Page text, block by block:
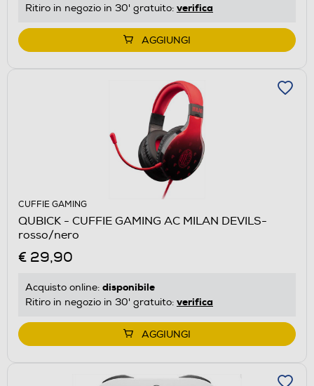
Ritiro in negozio in 30' gratuito: verifica
AGGIUNGI
CUFFIE GAMING
QUBICK - CUFFIE GAMING AC MILAN DEVILS-
rosso/nero
€ 29,90
Acquisto online: disponibile
Ritiro in negozio in 30' gratuito: verifica
AGGIUNGI